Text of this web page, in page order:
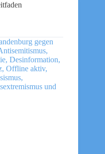
gegen
,
, Desinformation,
, Offline aktiv,
,
und